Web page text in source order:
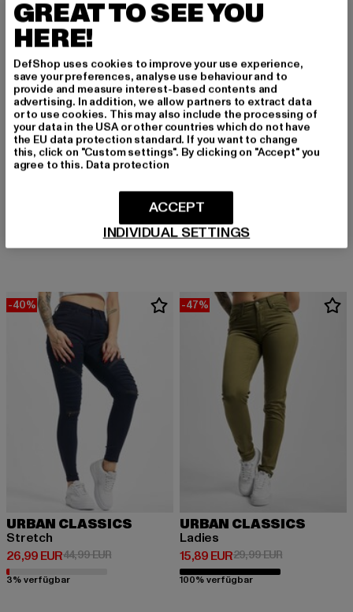
Derzeitiger Preis: 18,00 EURAktionspreis: 44,99 EUR
Stretch
21,15 EUR
Derzeitiger Preis: 21,15 EUR
4% verfügbar
-40%
URBAN CLASSICS
Stretch
26,99 EUR
Derzeitiger Preis: 26,99 EUR
44,99 EURAktionspreis: 44,99 EUR
3% verfügbar
-47%
URBAN CLASSICS
Ladies
15,89 EUR
Derzeitiger Preis: 15,89 EUR
29,99 EURAktionspreis:
100% verfügbar
GREAT TO SEE YOU
HERE!
DefShop uses cookies to improve your use experience,
save your preferences, analyse use behaviour and to
provide and measure interest-based contents and
advertising. In addition, we allow partners to extract data
or to use cookies. This may also include the processing of
your data in the USA or other countries which do not have
the EU data protection standard. If you want to change
this, click on "Custom settings". By clicking on "Accept" you
agree to this. Data protection
INDIVIDUAL SETTINGS
ACCEPT